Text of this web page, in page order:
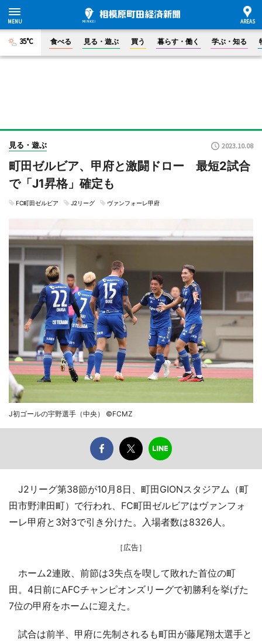
35°C 食べる 見る・遊ぶ 買う 暮らす・働く 学ぶ・知る
見る・遊ぶ 2023.10.08
町田ゼルビア、甲府と激闘ドロー 最短2試合
で「J1昇格」確定も
FC町田ゼルビア J2リーグ ヴァンフォーレ甲府
J初ゴールの宇野選手（中央） ©FCMZ
J2リーグ第38節が10月8日、町田GIONスタジアム（町
田市野津田町）で行われ、FC町田ゼルビアはヴァンフォ
ーレ甲府と3対3で引き分けた。入場者数は8326人。
［広告］
ホーム2連敗、前節は3失点を喫して敗れた首位の町
田。4日前にAFCチャンピオンズリーグで初勝利を挙げた
7位の甲府をホームに迎えた。
試合は前半、甲府に先制されるも町田が藤尾翔太選手と